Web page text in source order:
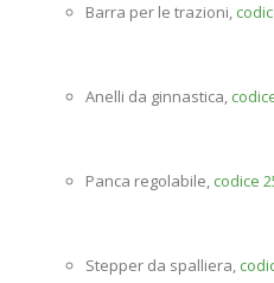
Barra per le trazioni,
Anelli da ginnastica,
Panca regolabile, codice
Stepper da spalliera,